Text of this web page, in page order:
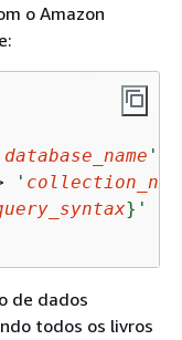
o Amazon
database_name '
'
}'
de dados
todos os livros